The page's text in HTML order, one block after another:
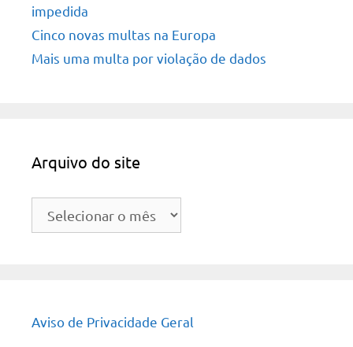
impedida
Cinco novas multas na Europa
Mais uma multa por violação de dados
Arquivo do site
Arquivo
Aviso de Privacidade Geral